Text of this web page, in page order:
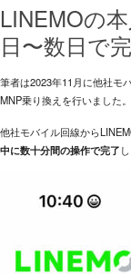
LINEMOの
日〜数日で
筆者は2023年11月に他社モ
MNP乗り換えを行いました。
他社モバイル回線から
中に数十分間の操作で完了